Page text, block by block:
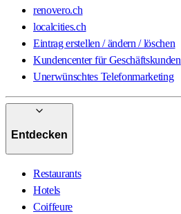
renovero.ch
localcities.ch
Eintrag erstellen / ändern / löschen
Kundencenter für Geschäftskunden
Unerwünschtes Telefonmarketing
Entdecken
Restaurants
Hotels
Coiffeure